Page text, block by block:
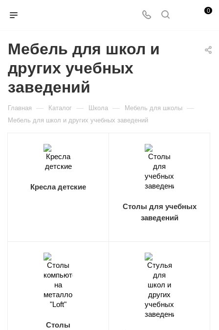
0
Мебель для школ и
других учебных
заведений
Главная — Каталог — Школа — Мебель для школы —
Мебель для школ и других учебных заведений
Кресла детские
Столы для учебных
заведений
Столы